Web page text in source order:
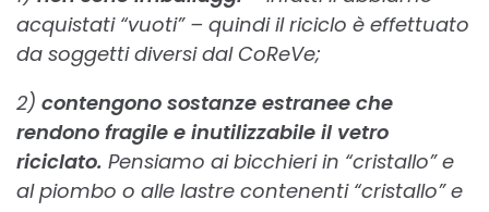
acquistati “vuoti” – quindi il riciclo è effettuato
da soggetti diversi dal CoReVe;
2) contengono sostanze estranee che
rendono fragile e inutilizzabile il vetro
riciclato. Pensiamo ai bicchieri in “cristallo” e
al piombo o alle lastre contenenti “cristallo” e